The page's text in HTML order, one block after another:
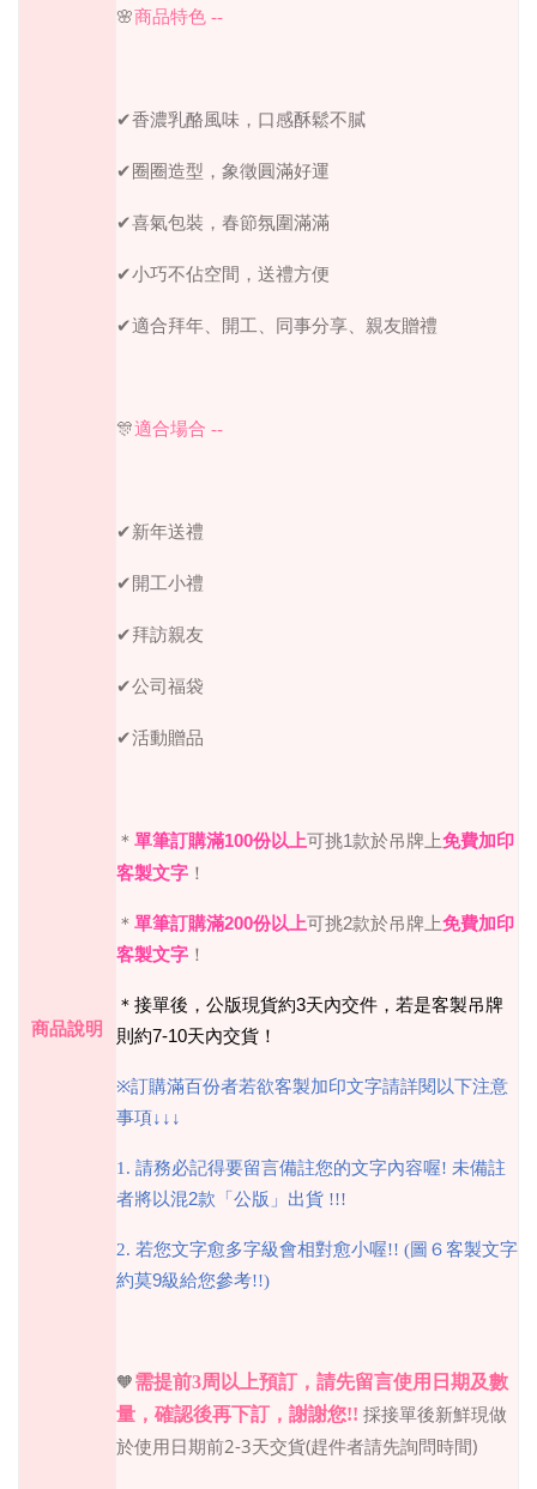
商品說明
🌸商品特色 --
✔香濃乳酪風味，口感酥鬆不膩
✔圈圈造型，象徵圓滿好運
✔喜氣包裝，春節氛圍滿滿
✔小巧不佔空間，送禮方便
✔適合拜年、開工、同事分享、親友贈禮
🎊適合場合 --
✔新年送禮
✔開工小禮
✔拜訪親友
✔公司福袋
✔活動贈品
＊ 單筆訂購滿100份以上可挑1 款於吊牌上免費加印
客製文字 ！
＊ 單筆訂購滿200份以上可挑2款於吊牌上免費加印
客製文字 ！
＊接單後，公版現貨約3天內交件，若是客製吊牌
則約7-10天內交貨！
※訂購滿百份者若欲客製加印文字請詳閱以下注意
事項↓↓↓
1. 請務必記得要留言備註您的文字內容喔! 未備註
者將以混2款「公版」出貨 !!!
2. 若您文字愈多字級會相對愈小喔!! (圖 ６客製文字
約莫9級給您參考!!)
🧡需提前3周以上預訂，請先留言使用日期及數
量，確認後再下訂，謝謝您!! 採接單後新鮮現做
於使用日期前2-3天交貨(趕件者請先詢問時間)